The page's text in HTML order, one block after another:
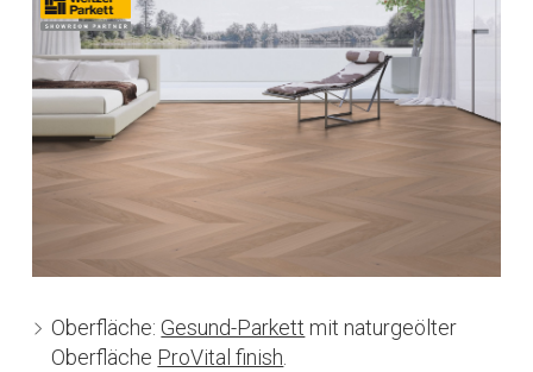
Oberfläche: Gesund-Parkett mit naturgeölter
Oberfläche ProVital finish.